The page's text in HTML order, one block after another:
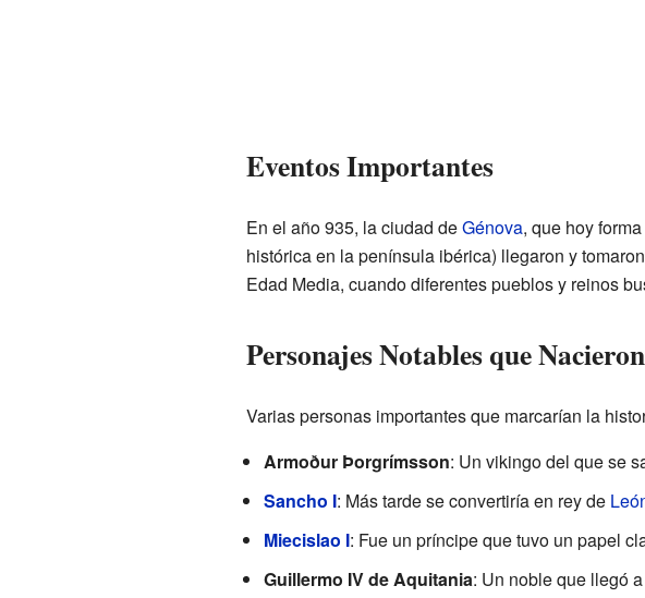
Eventos Importantes
En el año 935, la ciudad deGénova, que hoy
histórica en la península ibérica) llegaron y
Edad Media, cuando diferentes pueblos y reinos
Personajes Notables que Nacieron
Varias personas importantes que marcarían la
Armoður Þorgrímsson: Un vikingo del que se
Sancho I: Más tarde se convertiría en rey de
Miecislao I: Fue un príncipe que tuvo un papel
Guillermo IV de Aquitania: Un noble que llegó